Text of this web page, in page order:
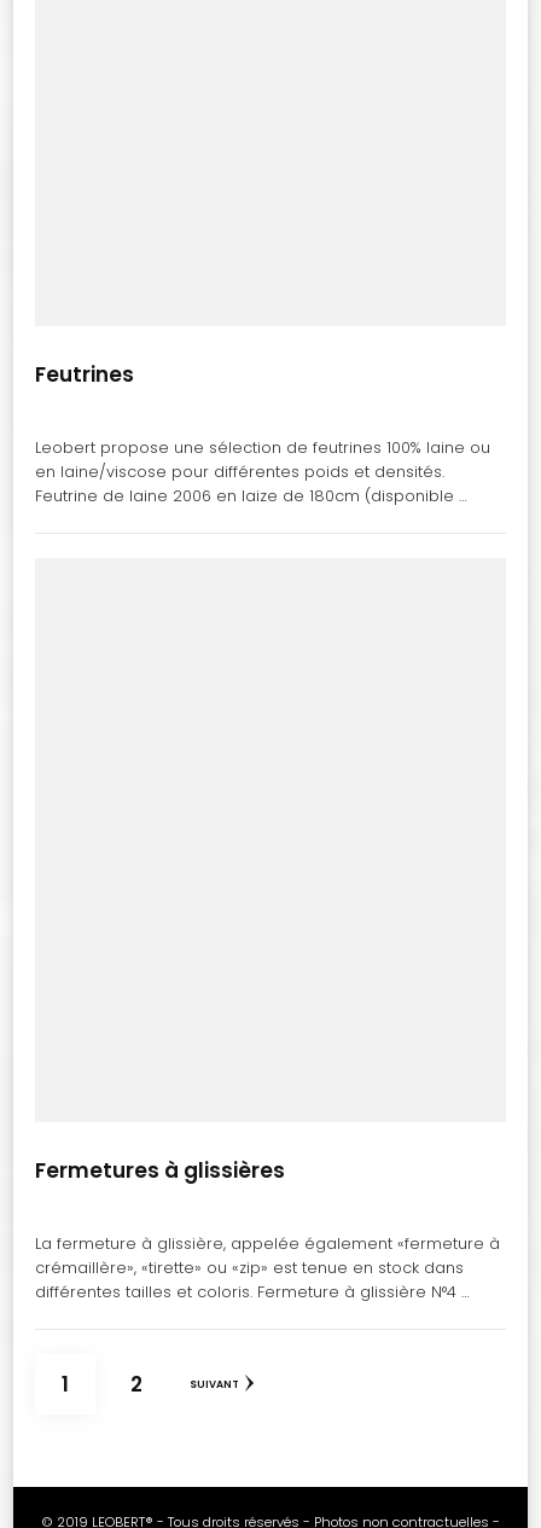
Feutrines
Leobert propose une sélection de feutrines 100% laine ou
en laine/viscose pour différentes poids et densités.
Feutrine de laine 2006 en laize de 180cm (disponible …
Fermetures à glissières
La fermeture à glissière, appelée également «fermeture à
crémaillère», «tirette» ou «zip» est tenue en stock dans
différentes tailles et coloris. Fermeture à glissière N°4 …
Pagination
desPAGE
1 PAGE
2 SUIVANT
© 2019 LEOBERT® - Tous droits réservés - Photos non contractuelles -